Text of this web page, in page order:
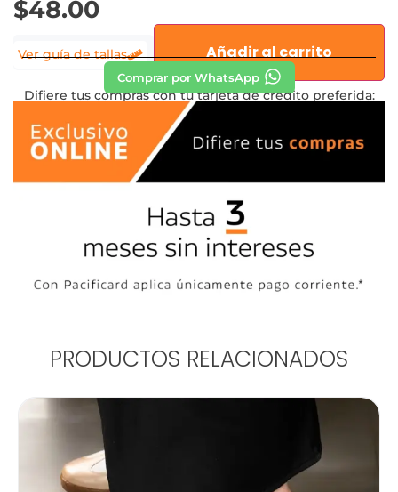
$48.00
Añadir al carrito
Ver guía de tallas
Comprar por WhatsApp
Difiere tus compras con tu tarjeta de crédito preferida:
PRODUCTOS RELACIONADOS